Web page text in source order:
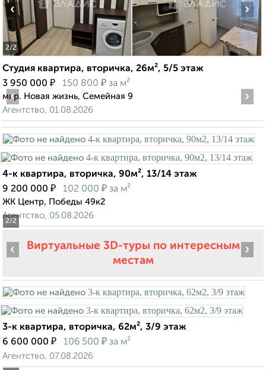
2/2
‹ ›
Студия квартира, вторичка, 26м², 5/5 этаж
3 950 000 ₽ 150 800 ₽ за м²
мкр. Новая жизнь, Семейная 9
Агентство, 01.08.2026
2/2
‹ ›
4-к квартира, вторичка, 90м², 13/14 этаж
9 200 000 ₽ 102 000 ₽ за м²
ЖК Центр, Победы 49к2
Агентство, 05.08.2026
Виртуальные 3D-туры по интересным
местам
‹ ›
3-к квартира, вторичка, 62м², 3/9 этаж
6 600 000 ₽ 106 500 ₽ за м²
Агентство, 07.08.2026